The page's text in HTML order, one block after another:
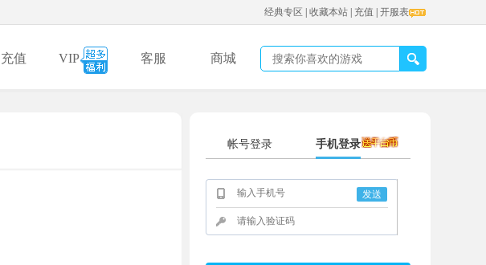
经典专区 收藏本站 充值 开服表
充值 VIP 客服 商城
帐号登录 手机登录
发送